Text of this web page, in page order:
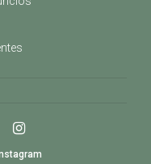
Sin embargo,
cambiado y es
a un coste más
de elección